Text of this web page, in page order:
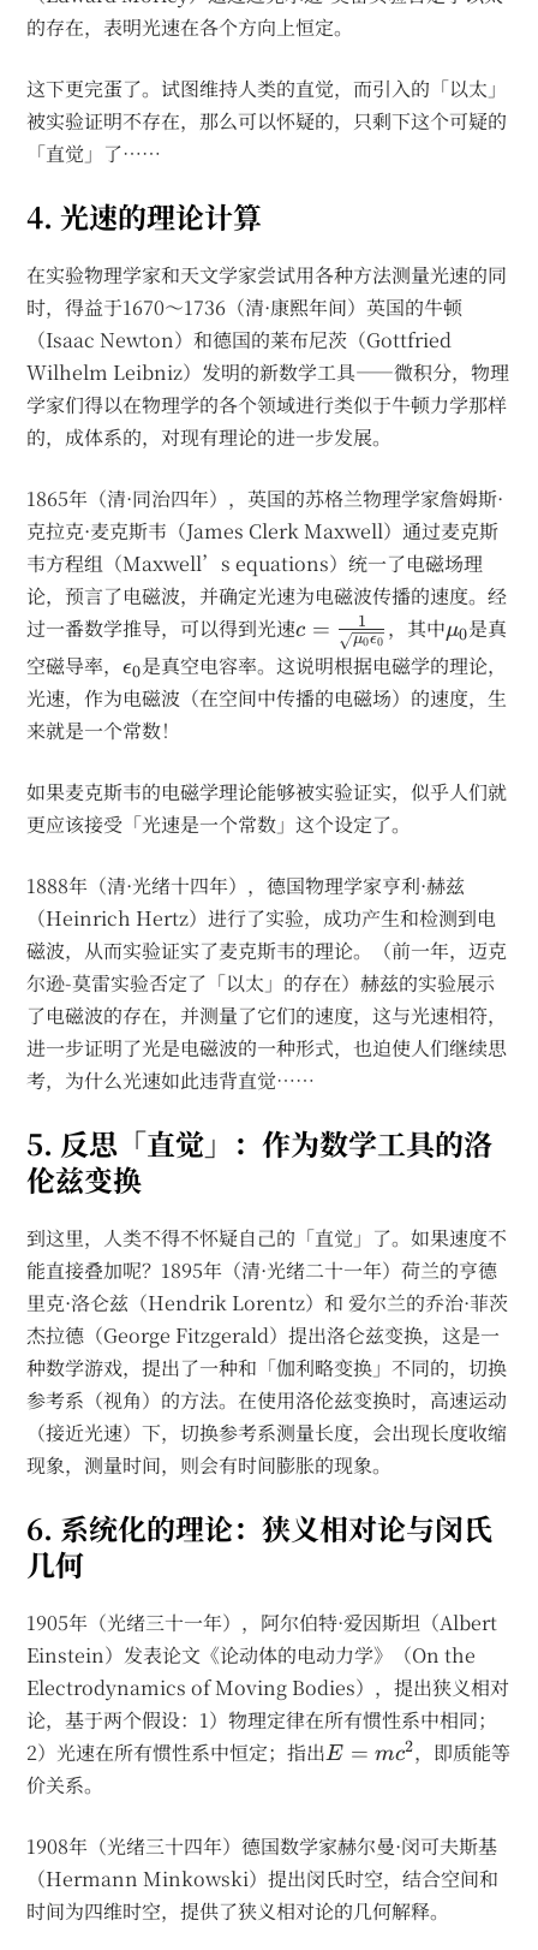
的存在，表明光速在各个方向上恒定。
这下更完蛋了。试图维持人类的直觉，而引入的「以太」
被实验证明不存在，那么可以怀疑的，只剩下这个可疑的
「直觉」了……
4. 光速的理论计算
在实验物理学家和天文学家尝试用各种方法测量光速的同
时，得益于1670～1736（清·康熙年间）英国的牛顿
（Isaac Newton）和德国的莱布尼茨（Gottfried
Wilhelm Leibniz）发明的新数学工具——微积分，物理
学家们得以在物理学的各个领域进行类似于牛顿力学那样
的，成体系的，对现有理论的进一步发展。
1865年（清·同治四年），英国的苏格兰物理学家詹姆斯·
克拉克·麦克斯韦（James Clerk Maxwell）通过麦克斯
韦方程组（Maxwell’s equations）统一了电磁场理
论，预言了电磁波，并确定光速为电磁波传播的速度。经
过一番数学推导，可以得到光速c=\frac{1}
c = μ0ϵ0
1 ，其中\mu_0
μ0是真
空磁导率，\epsilon_0
ϵ0是真空电容率。这说明根据电磁学的理论，
光速，作为电磁波（在空间中传播的电磁场）的速度，生
来就是一个常数！
如果麦克斯韦的电磁学理论能够被实验证实，似乎人们就
更应该接受「光速是一个常数」这个设定了。
1888年（清·光绪十四年），德国物理学家亨利·赫兹
（Heinrich Hertz）进行了实验，成功产生和检测到电
磁波，从而实验证实了麦克斯韦的理论。（前一年，迈克
尔逊-莫雷实验否定了「以太」的存在）赫兹的实验展示
了电磁波的存在，并测量了它们的速度，这与光速相符，
进一步证明了光是电磁波的一种形式，也迫使人们继续思
考，为什么光速如此违背直觉……
5. 反思「直觉」：作为数学工具的洛
伦兹变换
到这里，人类不得不怀疑自己的「直觉」了。如果速度不
能直接叠加呢？1895年（清·光绪二十一年）荷兰的亨德
里克·洛仑兹（Hendrik Lorentz）和 爱尔兰的乔治·菲茨
杰拉德（George Fitzgerald）提出洛仑兹变换，这是一
种数学游戏，提出了一种和「伽利略变换」不同的，切换
参考系（视角）的方法。在使用洛伦兹变换时，高速运动
（接近光速）下，切换参考系测量长度，会出现长度收缩
现象，测量时间，则会有时间膨胀的现象。
6. 系统化的理论：狭义相对论与闵氏
几何
1905年（光绪三十一年），阿尔伯特·爱因斯坦（Albert
Einstein）发表论文《论动体的电动力学》（On the
Electrodynamics of Moving Bodies），提出狭义相对
论，基于两个假设：1）物理定律在所有惯性系中相同；
2）光速在所有惯性系中恒定；指出E=mc^2
E = mc2，即质能等
价关系。
1908年（光绪三十四年）德国数学家赫尔曼·闵可夫斯基
（Hermann Minkowski）提出闵氏时空，结合空间和
时间为四维时空，提供了狭义相对论的几何解释。